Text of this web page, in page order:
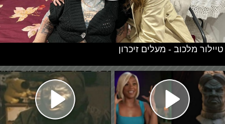
טיילור מלכוב - מעלים זיכרון